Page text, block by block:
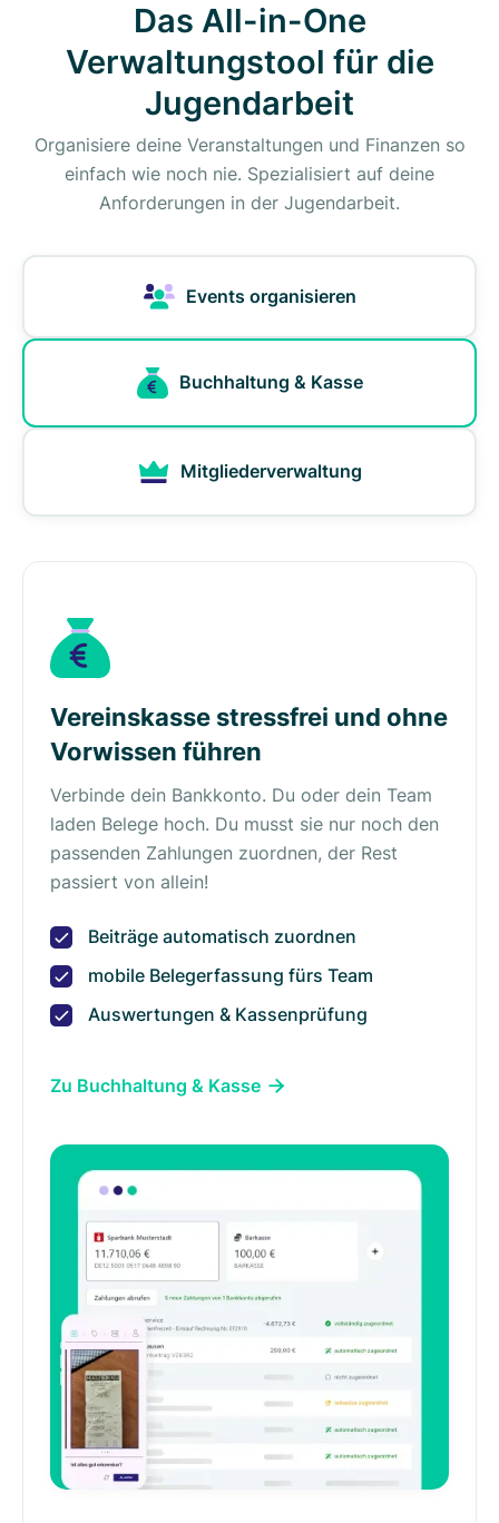
Das All-in-One
Verwaltungstool für die
Jugendarbeit
Organisiere deine Veranstaltungen und Finanzen so
einfach wie noch nie. Spezialisiert auf deine
Anforderungen in der Jugendarbeit.
Events organisieren
Buchhaltung & Kasse
Mitgliederverwaltung
Vereinskasse stressfrei und ohne
Vorwissen führen
Verbinde dein Bankkonto. Du oder dein Team
laden Belege hoch. Du musst sie nur noch den
passenden Zahlungen zuordnen, der Rest
passiert von allein!
Beiträge automatisch zuordnen
mobile Belegerfassung fürs Team
Auswertungen & Kassenprüfung
Zu Buchhaltung & Kasse 